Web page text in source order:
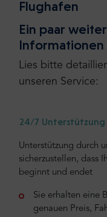
Flughafen
Ein paar
Informationen
Lies bitte
unseren Service:
24/7 Unterstützung
Unterstützung durch
sicherzustellen, dass
beginnt und endet
Sie erhalten eine
genauen Preis,